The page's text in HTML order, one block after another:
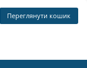
Переглянути кошик